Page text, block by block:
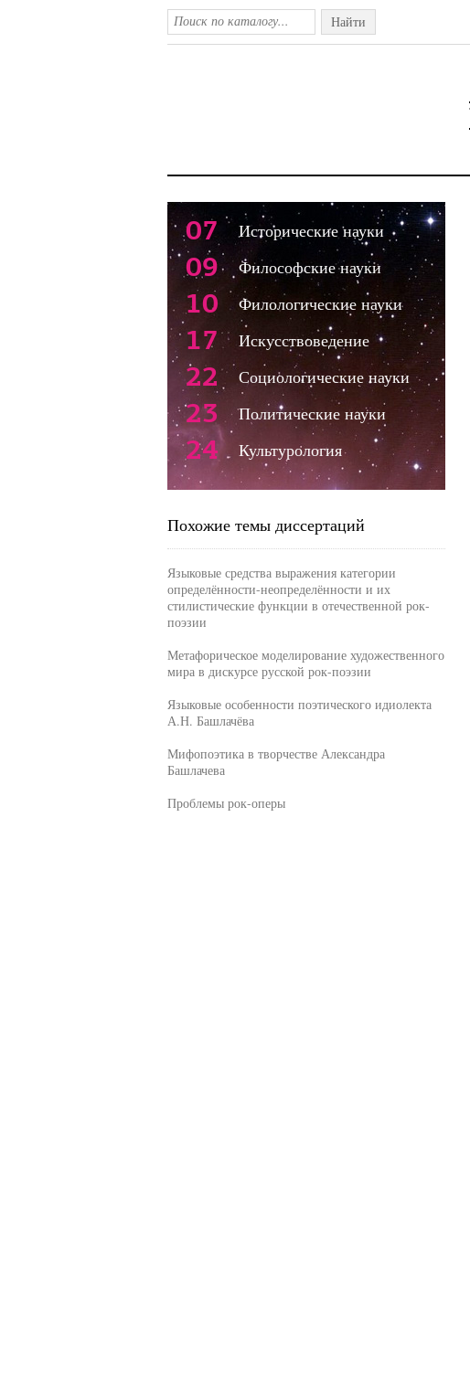
Найти
07 Исторические науки
09 Философские науки
10 Филологические науки
17 Искусствоведение
22 Социологические науки
23 Политические науки
24 Культурология
Похожие темы диссертаций
Языковые средства выражения категории
определённости-неопределённости и их
стилистические функции в отечественной рок-
поэзии
Метафорическое моделирование художественного
мира в дискурсе русской рок-поэзии
Языковые особенности поэтического идиолекта
А.Н. Башлачёва
Мифопоэтика в творчестве Александра
Башлачева
Проблемы рок-оперы